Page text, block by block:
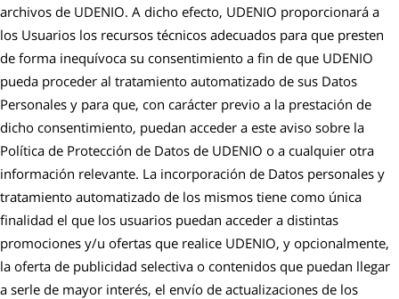
archivos de UDENIO. A dicho efecto, UDENIO proporcionará a
los Usuarios los recursos técnicos adecuados para que presten
de forma inequívoca su consentimiento a fin de que UDENIO
pueda proceder al tratamiento automatizado de sus Datos
Personales y para que, con carácter previo a la prestación de
dicho consentimiento, puedan acceder a este aviso sobre la
Política de Protección de Datos de UDENIO o a cualquier otra
información relevante. La incorporación de Datos personales y
tratamiento automatizado de los mismos tiene como única
finalidad el que los usuarios puedan acceder a distintas
promociones y/u ofertas que realice UDENIO, y opcionalmente,
la oferta de publicidad selectiva o contenidos que puedan llegar
a serle de mayor interés, el envío de actualizaciones de los